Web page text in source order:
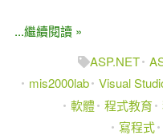
...繼續閱讀 »
ASP.NET
mis2000lab Visual
軟體 程式教育
寫程式